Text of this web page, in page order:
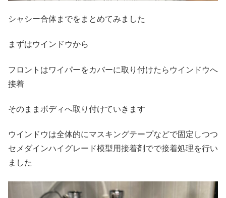
シャシー合体までをまとめてみました
まずはウインドウから
フロントはワイパーをカバーに取り付けたらウインドウへ
接着
そのままボディへ取り付けていきます
ウインドウは全体的にマスキングテープなどで固定しつつ
セメダインハイグレード模型用接着剤でで接着処理を行い
ました